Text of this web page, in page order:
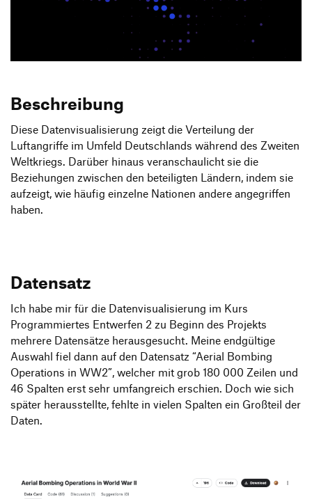
Transfer und Kooperation
Produktgestaltung B.A.
Beschreibung
Diese Datenvisualisierung zeigt die Verteilung der
Luftangriffe im Umfeld Deutschlands während des Zweiten
Weltkriegs. Darüber hinaus veranschaulicht sie die
Beziehungen zwischen den beteiligten Ländern, indem sie
aufzeigt, wie häufig einzelne Nationen andere angegriffen
haben.
Datensatz
Ich habe mir für die Datenvisualisierung im Kurs
Programmiertes Entwerfen 2 zu Beginn des Projekts
mehrere Datensätze herausgesucht. Meine endgültige
Auswahl fiel dann auf den Datensatz “Aerial Bombing
Operations in WW2”, welcher mit grob 180 000 Zeilen und
46 Spalten erst sehr umfangreich erschien. Doch wie sich
später herausstellte, fehlte in vielen Spalten ein Großteil der
Daten.